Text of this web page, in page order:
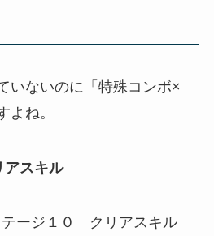
いないのに「特殊コンボ×
よね。
スキル